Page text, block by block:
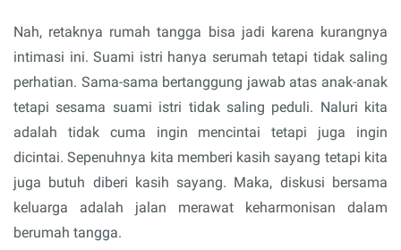
Nah, retaknya rumah tangga bisa jadi karena kurangnya
intimasi ini. Suami istri hanya serumah tetapi tidak saling
perhatian. Sama-sama bertanggung jawab atas anak-anak
tetapi sesama suami istri tidak saling peduli. Naluri kita
adalah tidak cuma ingin mencintai tetapi juga ingin
dicintai. Sepenuhnya kita memberi kasih sayang tetapi kita
juga butuh diberi kasih sayang. Maka, diskusi bersama
keluarga adalah jalan merawat keharmonisan dalam
berumah tangga.